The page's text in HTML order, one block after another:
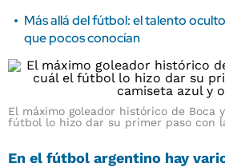
Más allá del fútbol: el talento
que pocos conocían
El máximo goleador histórico de Boca
fútbol lo hizo dar su primer paso con
En el fútbol argentino hay